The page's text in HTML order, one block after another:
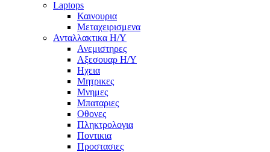
Laptops
Καινουρια
Μεταχειρισμενα
Ανταλλακτικα H/Y
Ανεμιστηρες
Αξεσουαρ Η/Υ
Ηχεια
Μητρικες
Μνημες
Μπαταριες
Οθονες
Πληκτρολογια
Ποντικια
Προστασιες